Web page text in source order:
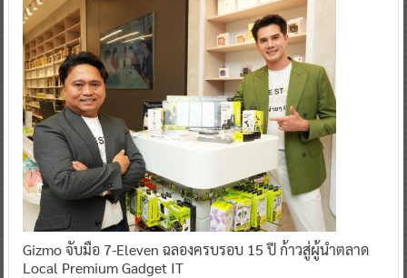
Gizmo จับมือ 7-Eleven ฉลองครบรอบ 15 ปี ก้าวสู่ผู้นำตลาด
Local Premium Gadget IT